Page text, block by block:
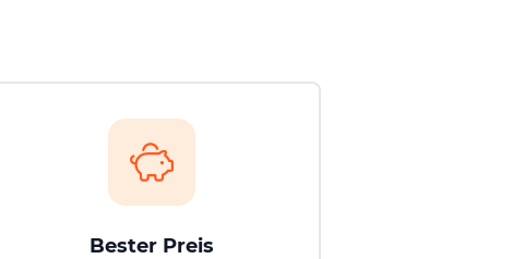
Bester Preis